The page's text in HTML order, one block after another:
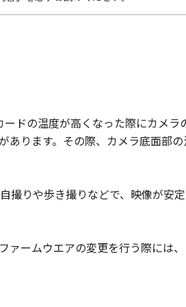
ドの温度が高くなった際にカメラ
あります。その際、カメラ底面部
りや歩き撮りなどで、映像が安定
ァームウエアの変更を行う際には